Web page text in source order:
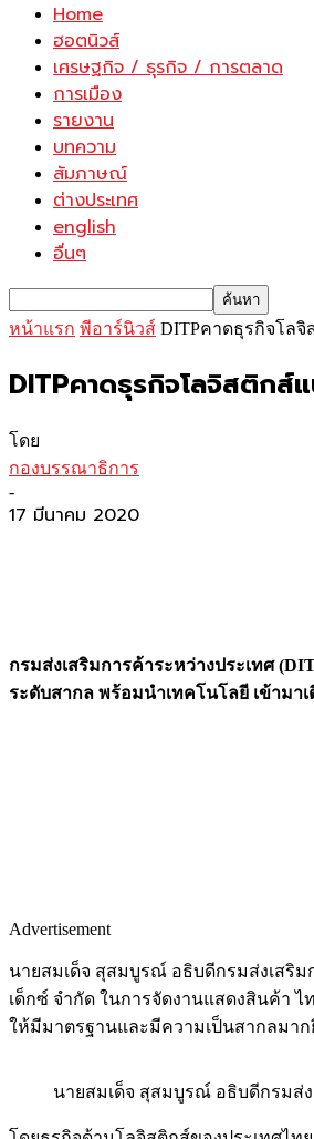
Home
ฮอตนิวส์
เศรษฐกิจ / ธุรกิจ / การตลาด
การเมือง
รายงาน
บทความ
สัมภาษณ์
ต่างประเทศ
english
อื่นๆ
หน้าแรก พีอาร์นิวส์ DITPคาดธุรกิจโลจิ
DITPคาดธุรกิจโลจิสติกส์
โดย
กองบรรณาธิการ
-
17 มีนาคม 2020
กรมส่งเสริมการค้าระหว่างประเทศ (
ระดับสากล พร้อมนำเทคโนโลยี เข้ามา
Advertisement
นายสมเด็จ สุสมบูรณ์ อธิบดีกรมส่งเสริม
เด็กซ์ จำกัด ในการจัดงานแสดงสินค้า
ให้มีมาตรฐานและมีความเป็นสากลมา
นายสมเด็จ สุสมบูรณ์ อธิบดีกรมส่ง